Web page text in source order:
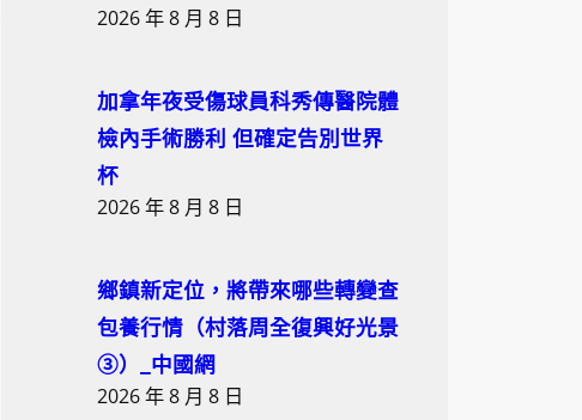
2026 年 8 月 8 日
加拿年夜受傷球員科秀傳醫院體
檢內手術勝利 但確定告別世界
杯
2026 年 8 月 8 日
鄉鎮新定位，將帶來哪些轉變查
包養行情（村落周全復興好光景
③）_中國網
2026 年 8 月 8 日